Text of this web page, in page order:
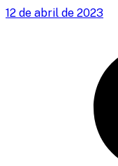
12 de abril de 2023